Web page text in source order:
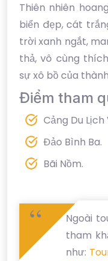
Thiên nhiên
biển đẹp, cát
trời xanh ngắt,
thả, vô cùng
sự xô bồ của
Điểm tham
Cảng Du
Đảo Bình Ba.
Bãi Nồm.
Ngoài
tham
như: